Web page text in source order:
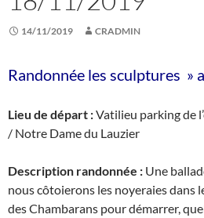
14/11/2019 CRADMIN
Randonnée les sculptures »
Lieu de départ :Vatilieu parking de
/ Notre Dame du Lauzier
Description randonnée : Une
nous côtoierons les noyeraies dans
des Chambarans pour démarrer,